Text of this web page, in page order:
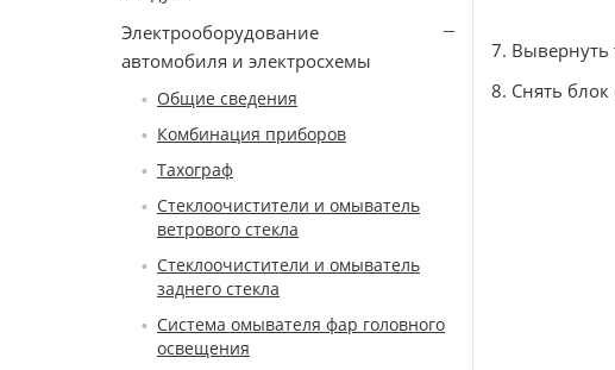
Электрооборудование
автомобиля и электросхемы
Общие сведения
Комбинация приборов
Тахограф
Стеклоочистители и омыватель
ветрового стекла
Стеклоочистители и омыватель
заднего стекла
Система омывателя фар головного
освещения
7. Вывернуть
8. Снять